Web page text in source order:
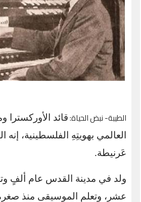
الطيبة- نبض الحياة:قائد
العالمي بهويتِهِ الفلسطينية، إنه
عَرنيطة.
ولد في مدينة القدس عام ألفٍ
عشر، وتعلم الموسيقى منذ